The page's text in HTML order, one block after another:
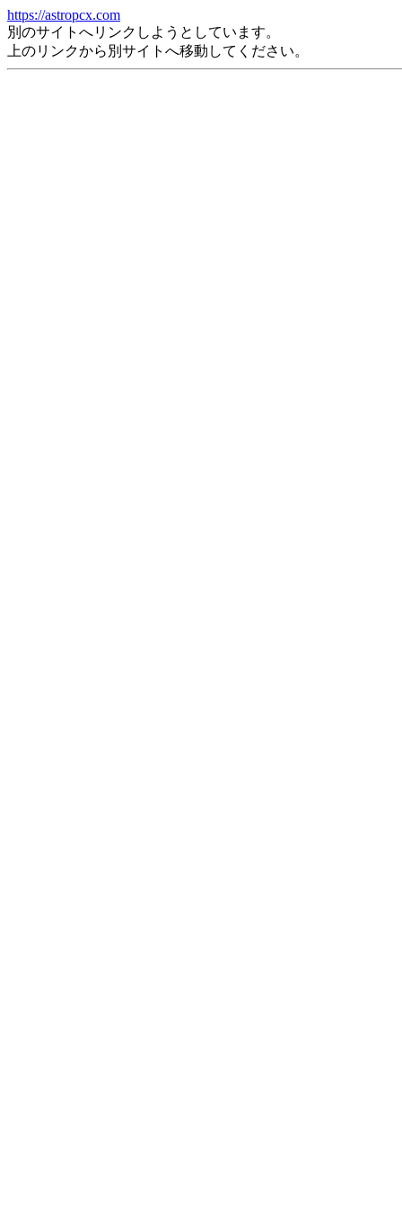
https://astropcx.com
別のサイトへリンクしようとしています。
上のリンクから別サイトへ移動してください。